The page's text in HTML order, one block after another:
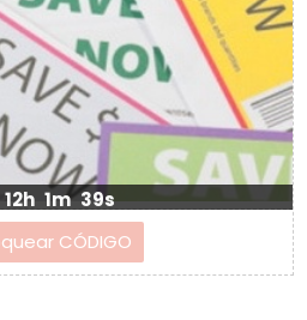
12h 1m 39s